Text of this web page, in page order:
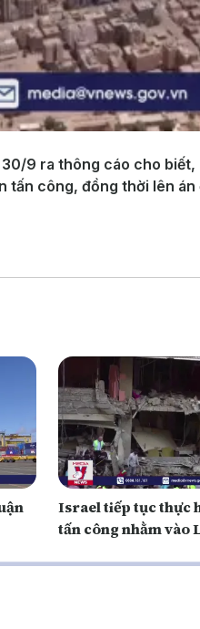
9 ra thông cáo cho
tấn công, đồng thời lên
Israel tiếp tục thực
tấn công nhằm vào